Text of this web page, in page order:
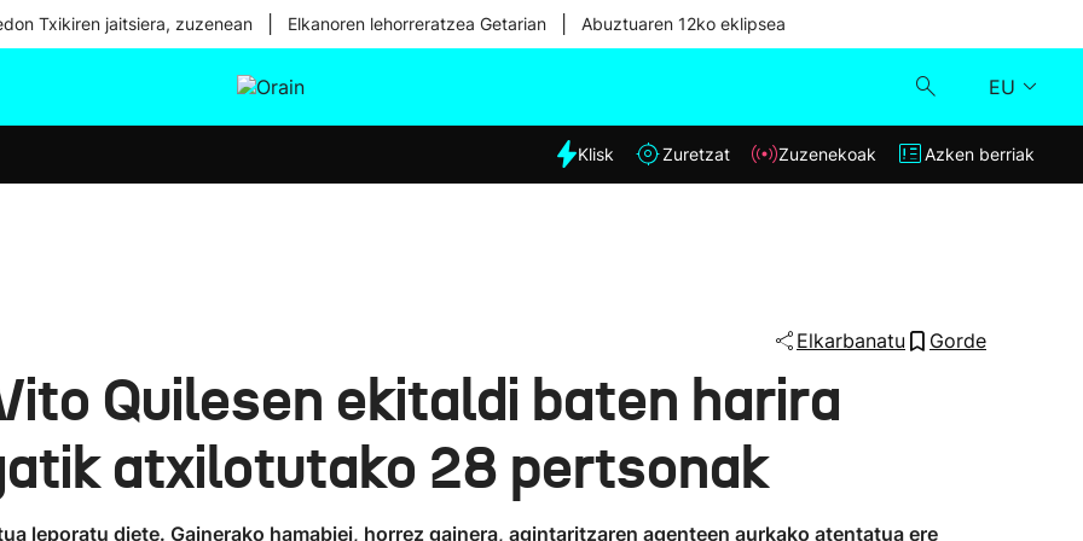
Txikiren jaitsiera, zuzenean Elkanoren lehorreratzea Getarian Abuztuaren 12ko eklipsea
EU
Eguraldia
Klisk
Klisk Zuretzat Zuzenekoak Azken berriak
Elkarbanatu Gorde
Quilesen ekitaldi baten harira
atxilotutako 28 pertsonak
leporatu diete. Gainerako hamabiei, horrez gainera, agintaritzaren agenteen aurkako atentatua ere